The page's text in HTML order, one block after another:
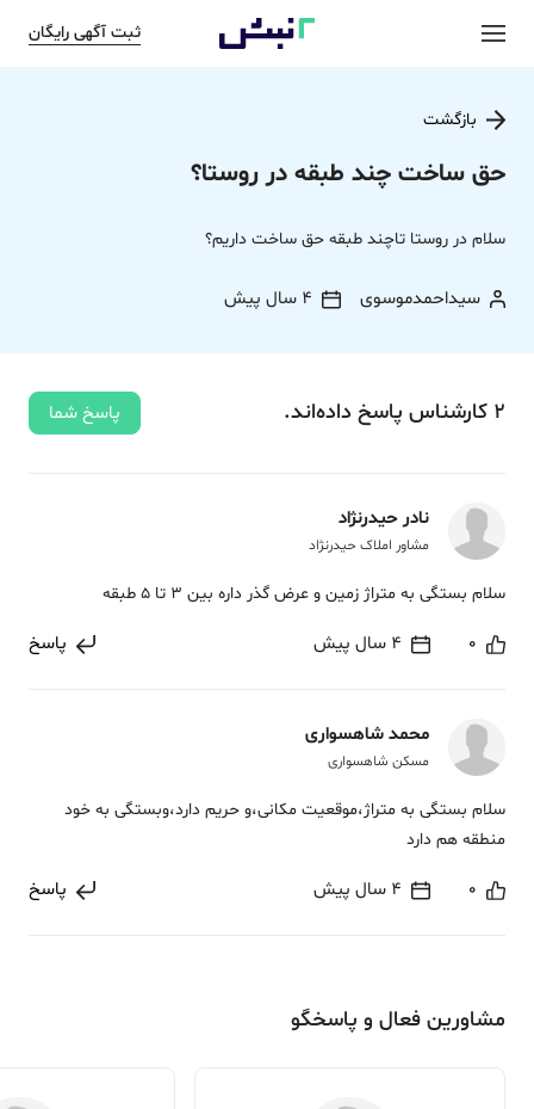
ثبت آگهی رایگان
بازگشت
حق ساخت چند طبقه در روستا؟
سلام در روستا تاچند طبقه حق ساخت داریم؟
سیداحمدموسوی 4 سال پیش
2 کارشناس پاسخ داده‌اند. پاسخ شما
نادر حیدرنژاد
مشاور املاک حیدرنژاد
سلام بستگی به متراژ زمین و عرض گذر داره بین 3 تا 5 طبقه
0 4 سال پیش پاسخ
محمد شاهسواری
مسکن شاهسواری
سلام بستگی به متراژ،موقعیت مکانی،و حریم دارد،وبستگی به خود
منطقه هم دارد
0 4 سال پیش پاسخ
مشاورین فعال و پاسخگو